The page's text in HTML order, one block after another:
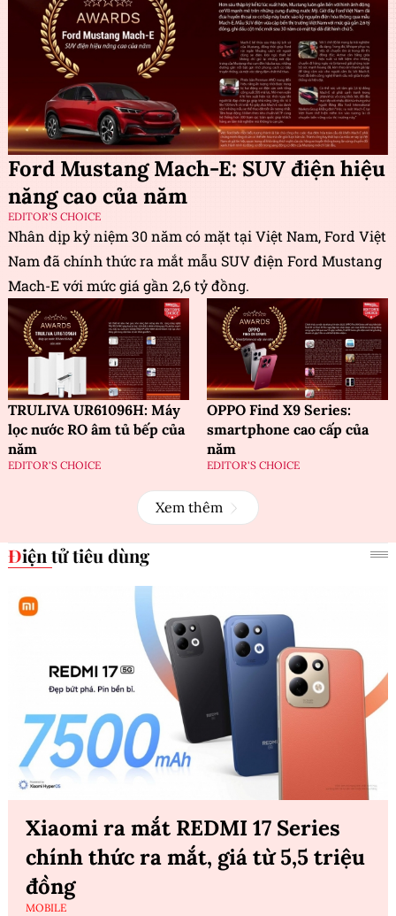
Ford Mustang Mach-E: SUV điện hiệu
năng cao của năm
EDITOR'S CHOICE
Nhân dịp kỷ niệm 30 năm có mặt tại Việt Nam, Ford Việt
Nam đã chính thức ra mắt mẫu SUV điện Ford Mustang
Mach-E với mức giá gần 2,6 tỷ đồng.
TRULIVA UR61096H: Máy
lọc nước RO âm tủ bếp của
năm
EDITOR'S CHOICE
OPPO Find X9 Series:
smartphone cao cấp của
năm
EDITOR'S CHOICE
Xem thêm
Điện tử tiêu dùng
Xiaomi ra mắt REDMI 17 Series
chính thức ra mắt, giá từ 5,5 triệu
đồng
MOBILE